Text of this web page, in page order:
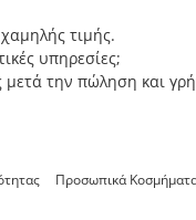
τιμής.
υπηρεσίες;
την πώληση και
Προσωπικά